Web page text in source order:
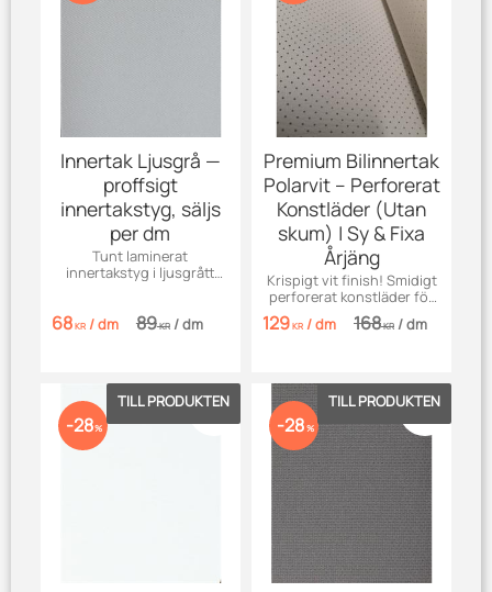
Innertak Ljusgrå —
proffsigt
innertakstyg, säljs
per dm
Tunt laminerat
innertakstyg i ljusgrått
bredd ger färre skarvar.
68KR /dm 89KR /dm
Premium Bilinnertak
Polarvit – Perforerat
Konstläder (Utan
skum) | Sy & Fixa
Årjäng
Krispigt vit finish! Smidigt
perforerat konstläder för
bilinredning. Säljes per dm
från Årjäng.
129KR /dm 168KR /dm
28% Lägg till i favoriter
28% Lägg till